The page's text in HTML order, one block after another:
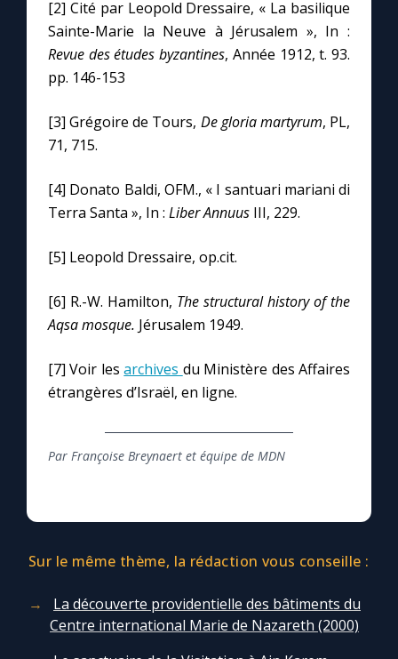
[2] Cité par Leopold Dressaire, « La basilique
Sainte-Marie la Neuve à Jérusalem », In :
Revue des études byzantines, Année 1912, t. 93.
pp. 146-153
[3] Grégoire de Tours, De gloria martyrum, PL,
71, 715.
[4] Donato Baldi, OFM., « I santuari mariani di
Terra Santa », In : Liber Annuus III, 229.
[5] Leopold Dressaire, op.cit.
[6] R.-W. Hamilton, The structural history of the
Aqsa mosque. Jérusalem 1949.
[7] Voir lesarchives du Ministère des Affaires
étrangères d’Israël, en ligne.
Par Françoise Breynaert et équipe de MDN
Sur le même thème, la rédaction vous conseille :
La découverte providentielle des bâtiments du
Centre international Marie de Nazareth (2000)